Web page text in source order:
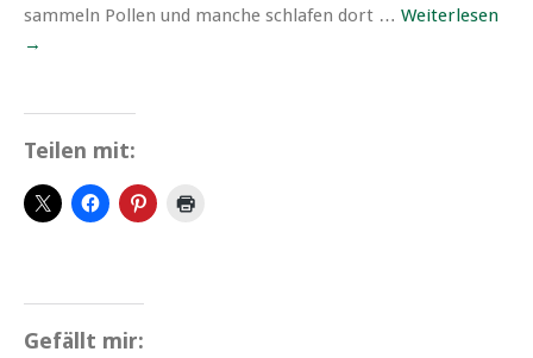
sammeln Pollen und manche schlafen dort … Weiterlesen
→
Teilen mit:
Gefällt mir: